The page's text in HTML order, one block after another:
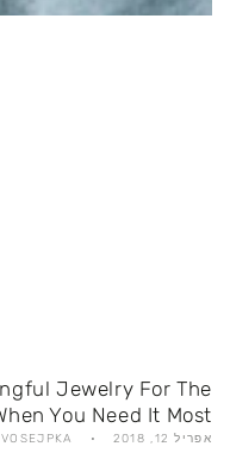
Jewelry For The
You Need It Most
אפריל 12, 2018